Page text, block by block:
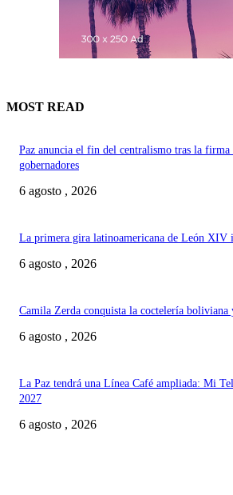
MOST READ
Paz anuncia el fin del centralismo tras la firma
gobernadores
6 agosto , 2026
La primera gira latinoamericana de León XIV
6 agosto , 2026
Camila Zerda conquista la coctelería
6 agosto , 2026
La Paz tendrá una Línea Café ampliada: Mi
2027
6 agosto , 2026